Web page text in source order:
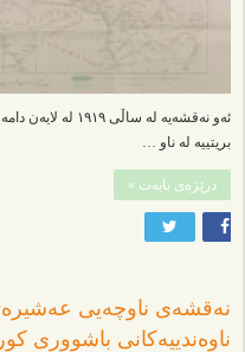
ئەو نەقشەیە لە
بریتییە لە ناو …
درێژەی بابەت »
نەقشەی ناوچەیی
ناوەندییەکانی باشووری